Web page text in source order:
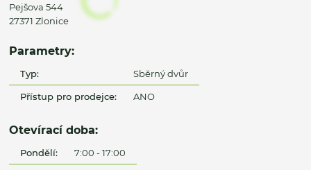
Pejšova 544
27371 Zlonice
Parametry:
Typ: Sběrný dvůr
Přístup pro prodejce: ANO
Otevírací doba:
Pondělí: 7:00 - 17:00